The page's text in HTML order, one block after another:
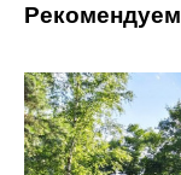
Рекомендуем